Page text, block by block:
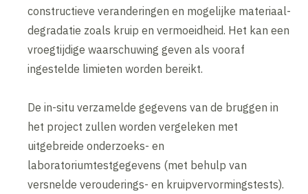
constructieve veranderingen en mogelijke materiaal-
degradatie zoals kruip en vermoeidheid. Het kan een
vroegtijdige waarschuwing geven als vooraf
ingestelde limieten worden bereikt.
De in-situ verzamelde gegevens van de bruggen in
het project zullen worden vergeleken met
uitgebreide onderzoeks- en
laboratoriumtestgegevens (met behulp van
versnelde verouderings- en kruipvervormingstests).